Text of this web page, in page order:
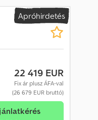
Apróhirdetés
22 419 EUR
Fix ár plusz ÁFA-val
(26 679 EUR bruttó)